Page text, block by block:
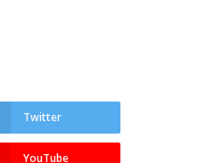
Twitter
YouTube